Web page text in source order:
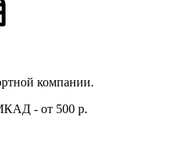
компании.
- от 500 р.